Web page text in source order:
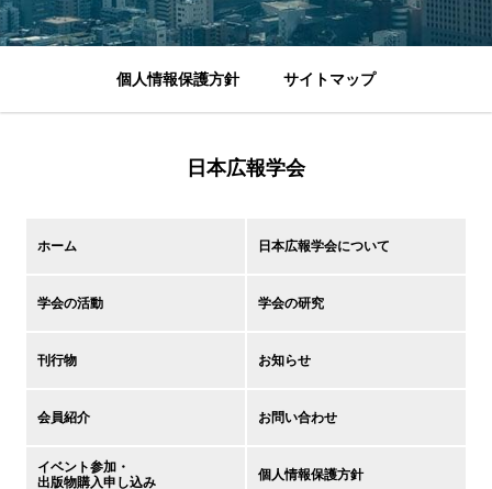
個人情報保護方針 サイトマップ
日本広報学会
ホーム 日本広報学会について
学会の活動 学会の研究
刊行物 お知らせ
会員紹介 お問い合わせ
イベント参加・
出版物購入申し込み
個人情報保護方針